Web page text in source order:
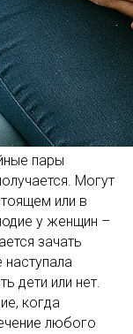
пары
Могут
или в
у женщин –
зачать
наступала
дети или нет.
когда
любого